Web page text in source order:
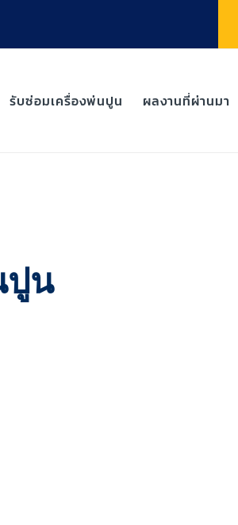
รับซ่อมเครื่องพ่นปูน ผลงานที่ผ่านมา
ปูน